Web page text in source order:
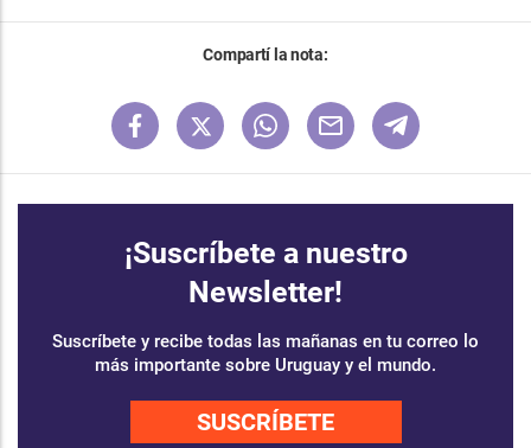
Compartí la nota:
¡Suscríbete a nuestro
Newsletter!
Suscríbete y recibe todas las mañanas en tu correo lo
más importante sobre Uruguay y el mundo.
SUSCRÍBETE